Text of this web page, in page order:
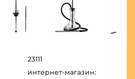
23111
интернет-магазин: